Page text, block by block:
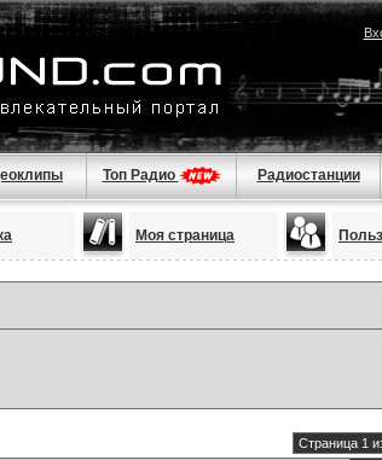
Топ Радио Радиостанции
Моя страница
Страница 1